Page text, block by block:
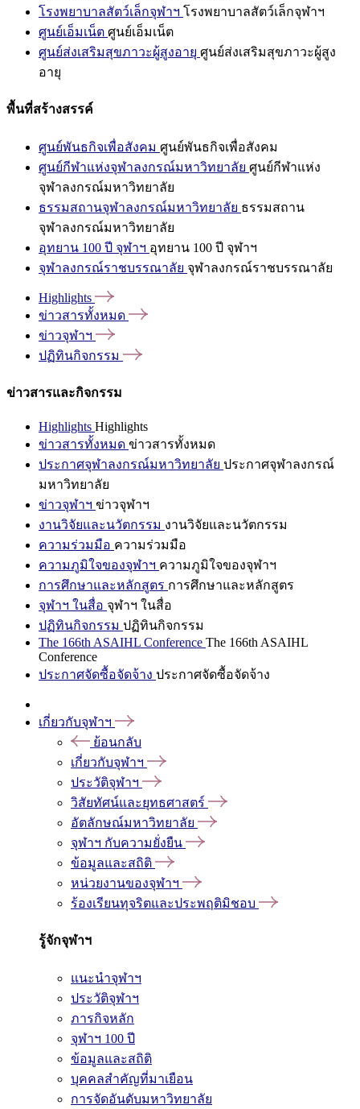
โรงพยาบาลสัตว์เล็กจุฬาฯ โรงพยาบาลสัตว์เล็กจุฬาฯ
ศูนย์เอ็มเน็ต ศูนย์เอ็มเน็ต
ศูนย์ส่งเสริมสุขภาวะผู้สูงอายุ ศูนย์ส่งเสริมสุขภาวะผู้สูง
อายุ
พื้นที่สร้างสรรค์
ศูนย์พันธกิจเพื่อสังคม ศูนย์พันธกิจเพื่อสังคม
ศูนย์กีฬาแห่งจุฬาลงกรณ์มหาวิทยาลัย ศูนย์กีฬาแห่ง
จุฬาลงกรณ์มหาวิทยาลัย
ธรรมสถานจุฬาลงกรณ์มหาวิทยาลัย ธรรมสถาน
จุฬาลงกรณ์มหาวิทยาลัย
อุทยาน 100 ปี จุฬาฯ อุทยาน 100 ปี จุฬาฯ
จุฬาลงกรณ์ราชบรรณาลัย จุฬาลงกรณ์ราชบรรณาลัย
Highlights
ข่าวสารทั้งหมด
ข่าวจุฬาฯ
ปฏิทินกิจกรรม
ข่าวสารและกิจกรรม
Highlights Highlights
ข่าวสารทั้งหมด ข่าวสารทั้งหมด
ประกาศจุฬาลงกรณ์มหาวิทยาลัย ประกาศจุฬาลงกรณ์
มหาวิทยาลัย
ข่าวจุฬาฯ ข่าวจุฬาฯ
งานวิจัยและนวัตกรรม งานวิจัยและนวัตกรรม
ความร่วมมือ ความร่วมมือ
ความภูมิใจของจุฬาฯ ความภูมิใจของจุฬาฯ
การศึกษาและหลักสูตร การศึกษาและหลักสูตร
จุฬาฯ ในสื่อ จุฬาฯ ในสื่อ
ปฏิทินกิจกรรม ปฏิทินกิจกรรม
The 166th ASAIHL Conference The 166th ASAIHL
Conference
ประกาศจัดซื้อจัดจ้าง ประกาศจัดซื้อจัดจ้าง
เกี่ยวกับจุฬาฯ
ย้อนกลับ
เกี่ยวกับจุฬาฯ
ประวัติจุฬาฯ
วิสัยทัศน์และยุทธศาสตร์
อัตลักษณ์มหาวิทยาลัย
จุฬาฯ กับความยั่งยืน
ข้อมูลและสถิติ
หน่วยงานของจุฬาฯ
ร้องเรียนทุจริตและประพฤติมิชอบ
รู้จักจุฬาฯ
แนะนำจุฬาฯ
ประวัติจุฬาฯ
ภารกิจหลัก
จุฬาฯ 100 ปี
ข้อมูลและสถิติ
บุคคลสำคัญที่มาเยือน
การจัดอันดับมหาวิทยาลัย